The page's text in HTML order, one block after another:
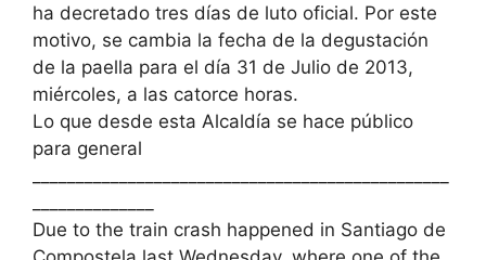
ha decretado tres días de luto oficial. Por este
motivo, se cambia la fecha de la degustación
de la paella para el día 31 de Julio de 2013,
miércoles, a las catorce horas.
Lo que desde esta Alcaldía se hace público
para general
Due to the train crash happened in Santiago de